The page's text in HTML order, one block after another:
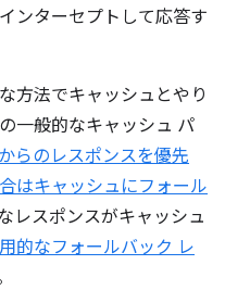
ンターセプトして応答す
方法でキャッシュとやり
一般的なキャッシュ パ
らのレスポンスを優先
はキャッシュにフォール
レスポンスがキャッシュ
的なフォールバック レ